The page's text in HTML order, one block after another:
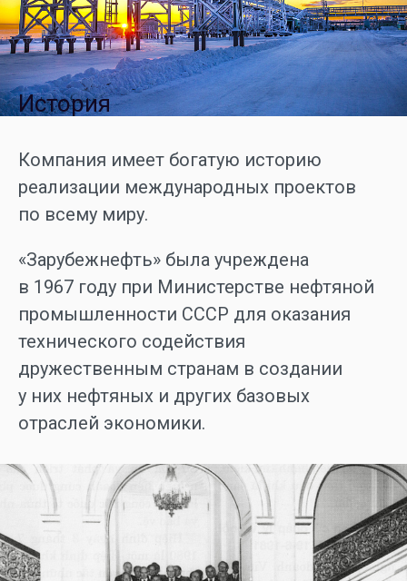
История
Компания имеет богатую историю
реализации международных проектов
по всему миру.
«Зарубежнефть» была учреждена
в 1967 году при Министерстве нефтяной
промышленности СССР для оказания
технического содействия
дружественным странам в создании
у них нефтяных и других базовых
отраслей экономики.